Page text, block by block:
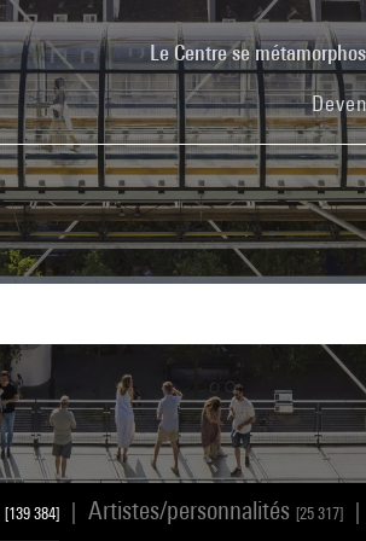
Le Centre se
[139 384] Artistes/personnalités [25 317]